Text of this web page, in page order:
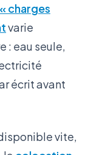
charges
varie
: eau seule,
écrit avant
vite,